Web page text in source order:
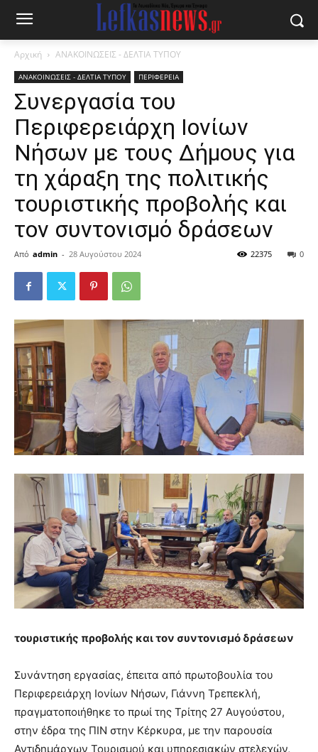
Αρχική ΑΝΑΚΟΙΝΩΣΕΙΣ - ΔΕΛΤΙΑ ΤΥΠΟΥ
ΑΝΑΚΟΙΝΩΣΕΙΣ - ΔΕΛΤΙΑ ΤΥΠΟΥ ΠΕΡΙΦΕΡΕΙΑ
Συνεργασία του
Περιφερειάρχη Ιονίων
Νήσων με τους Δήμους για
τη χάραξη της πολιτικής
τουριστικής προβολής και
τον συντονισμό δράσεων
Από admin - 28 Αυγούστου 2024 0
22375
τουριστικής προβολής και τον συντονισμό δράσεων
Συνάντηση εργασίας, έπειτα από πρωτοβουλία του
Περιφερειάρχη Ιονίων Νήσων, Γιάννη Τρεπεκλή,
πραγματοποιήθηκε το πρωί της Τρίτης 27 Αυγούστου,
στην έδρα της ΠΙΝ στην Κέρκυρα, με την παρουσία
Αντιδημάρχων Τουρισμού και υπηρεσιακών στελεχών,